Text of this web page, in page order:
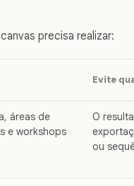
precisa realizar:
Evite
áreas de
e workshops
O
ou